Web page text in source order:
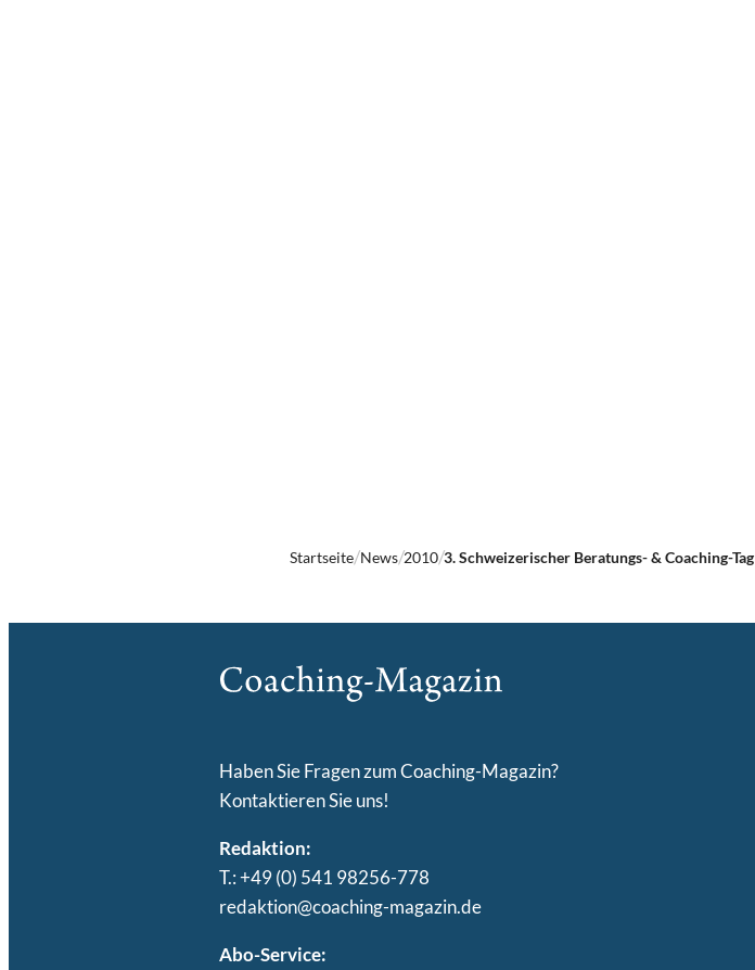
Startseite News 2010 3. Schweizerischer Beratungs- & Coaching-Tag
Haben Sie Fragen zum Coaching-Magazin?
Kontaktieren Sie uns!
Redaktion:
T.: +49 (0) 541 98256-778
redaktion@coaching-magazin.de
Abo-Service: